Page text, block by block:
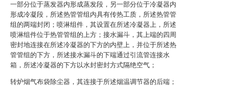
一部分位于蒸发器内形成蒸发段，另一部分位于冷凝器内
形成冷凝段，所述热管管组内具有传热工质，所述热管管
组的两端封闭；喷淋组件，其设置在所述冷凝器上，所述
喷淋组件位于热管管组的上方；接水漏斗，其上端的四周
密封地连接在所述冷凝器的下方的内壁上，并位于所述热
管管组的下方，所述接水漏斗的下端通过引流管连接水
箱，所述冷凝器的下方以水封密封方式隔绝空气；
转炉烟气布袋除尘器，其连接于所述烟温调节器的后端；